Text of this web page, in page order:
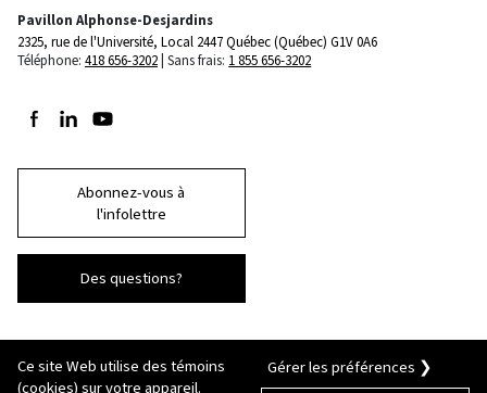
Pavillon Alphonse-Desjardins
2325, rue de l'Université, Local 2447Québec (Québec) G1V 0A6
Téléphone: 418 656-3202 Sans frais: 1 855 656-3202
Suivez-nous sur Facebook
Suivez-nous sur LinkedIn
Suivez-nous sur Youtube
Abonnez-vous à
l'infolettre
Des questions?
Ce site Web utilise des témoins
(cookies) sur votre appareil.
Gérer les préférences ❯